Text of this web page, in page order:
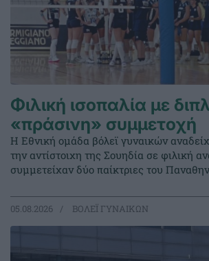
Φιλική ισοπαλία με
«πράσινη» συμμετοχή
Η Εθνική ομάδα βόλεϊ γυναικών
την αντίστοιχη της Σουηδία σε φιλική
συμμετείχαν δύο παίκτριες του
05.08.2026 ΒΟΛΕΪ ΓΥΝΑΙΚΩΝ